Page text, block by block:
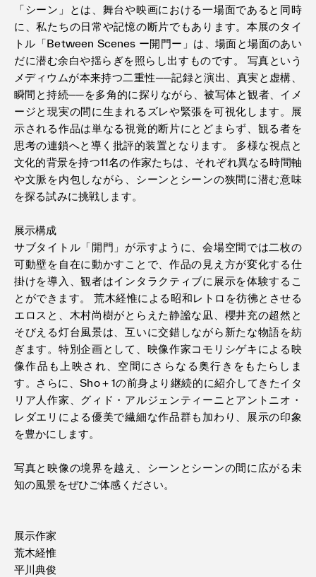
「シーン」とは、舞台や映画における一場面であると同時
に、私たちの日常や記憶の断片でもあります。本展のタイ
トル「Between Scenes ー開門ー」は、場面と場面のあい
だに潜む余白や揺らぎを照らし出すものです。 写真という
メディウムが本来持つ二重性──記録と演出、真実と虚構、
瞬間と持続──を多角的に探りながら、被写体と観者、イメ
ージと現実の間に生まれるズレや緊張を可視化します。展
示される作品は単なる視覚的断片にとどまらず、観る者を
思考の連鎖へと導く批評的装置となります。 多様な視点と
文化的背景を持つ11名の作家たちは、それぞれ異なる時間軸
や文脈を内包しながら、シーンとシーンの狭間に潜む意味
を探る試みに挑戦します。
展示構成
サブタイトル「開門」が示すように、会場空間では二枚の
可動壁を自在に動かすことで、作品の見え方が変化する仕
掛けを導入、観者はインタラクティブに展示を体験するこ
とができます。 荒木経惟による昭和レトロを彷彿とさせる
エロスと、木村尚樹がとらえた静謐な凪、櫻井充の超然と
そびえる灯台風景は、互いに交錯しながら新たな物語を紡
ぎます。特別企画として、映像作家コモリシゲキによる映
像作品も上映され、空間にさらなる奥行きをもたらしま
す。さらに、Sho＋1の前身より継続的に紹介してきたイタ
リア人作家、グィド・アルジェンティーニとアントニオ・
レダエリによる優美で繊細な作品群も加わり、展示の印象
を豊かにします。
写真と映像の境界を越え、シーンとシーンの間に広がる未
知の風景をぜひご体感ください。
展示作家
荒木経惟
平川典俊